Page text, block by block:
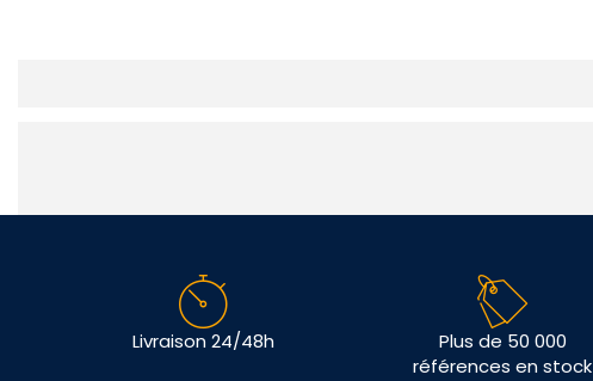
Livraison 24/48h
Plus de 50 000
références en stock